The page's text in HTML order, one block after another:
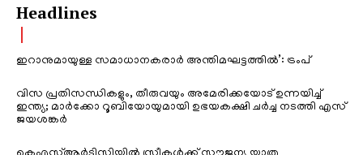
Headlines
ഇറാനുമായുള്ള സമാധാനകരാർ അന്തിമഘട്ടത്തിൽ‌’: ട്രംപ്
വിസ പ്രതിസന്ധികളും, തീരുവയും അമേരിക്കയോട് ഉന്നയിച്ച്
ഇന്ത്യ; മാർക്കോ റൂബിയോയുമായി ഉഭയകക്ഷി ചർച്ച നടത്തി എസ്
ജയശങ്കർ